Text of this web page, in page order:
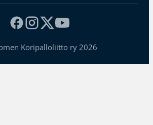
Koripalloliitto ry 2026